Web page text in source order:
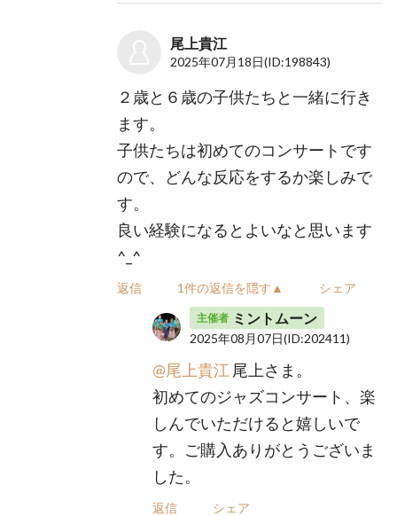
尾上貴江
2025年07月18日(ID:198843)
２歳と６歳の子供たちと一緒に行き
ます。
子供たちは初めてのコンサートです
ので、どんな反応をするか楽しみで
す。
良い経験になるとよいなと思います
^_^
返信 1件の返信を隠す▲ シェア
主催者 ミントムーン
2025年08月07日(ID:202411)
@尾上貴江 尾上さま。
初めてのジャズコンサート、楽
しんでいただけると嬉しいで
す。ご購入ありがとうございま
した。
返信 シェア